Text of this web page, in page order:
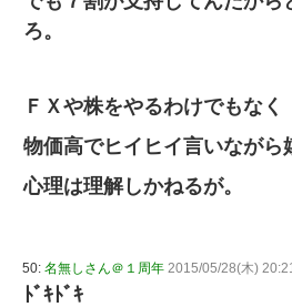
ろ。
ＦＸや株をやるわけでもなく
物価高でヒイヒイ言いながら
心理は理解しかねるが。
50: 名無しさん＠１周年 2015/05/28(木)
ﾄﾞｷﾄﾞｷ